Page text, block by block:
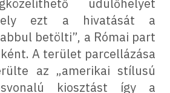
üdülőhelyet
ezt a hivatását a
betölti”, a Római part
A terület parcellázása
az „amerikai stílusú
kiosztást így a